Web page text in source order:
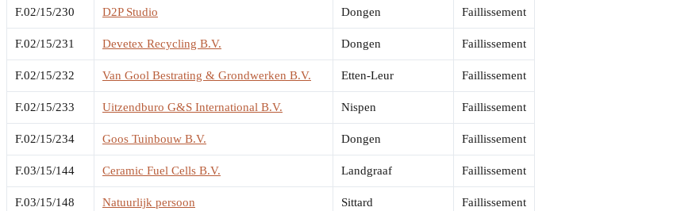
F.02/15/230 D2P Studio Dongen Faillissement
F.02/15/231 Devetex Recycling B.V. Dongen Faillissement
F.02/15/232 Van Gool Bestrating & Grondwerken B.V. Etten-Leur Faillissement
F.02/15/233 Uitzendburo G&S International B.V. Nispen Faillissement
F.02/15/234 Goos Tuinbouw B.V. Dongen Faillissement
F.03/15/144 Ceramic Fuel Cells B.V. Landgraaf Faillissement
F.03/15/148 Natuurlijk persoon Sittard Faillissement